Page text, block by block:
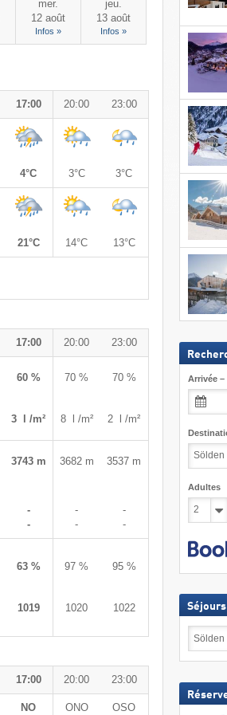
mer.
12 août
Infos »
jeu.
13 août
Infos »
17:00 20:00 23:00
4°C 3°C 3°C
21°C 14°C 13°C
17:00 20:00 23:00
60 % 70 % 70 %
3 l /m² 8 l /m² 2 l /m²
3743 m 3682 m 3537 m
-
-
-
-
-
-
63 % 97 % 95 %
1019 1020 1022
17:00 20:00 23:00
NO
ONO
OSO
Arrivée –
Adultes
au